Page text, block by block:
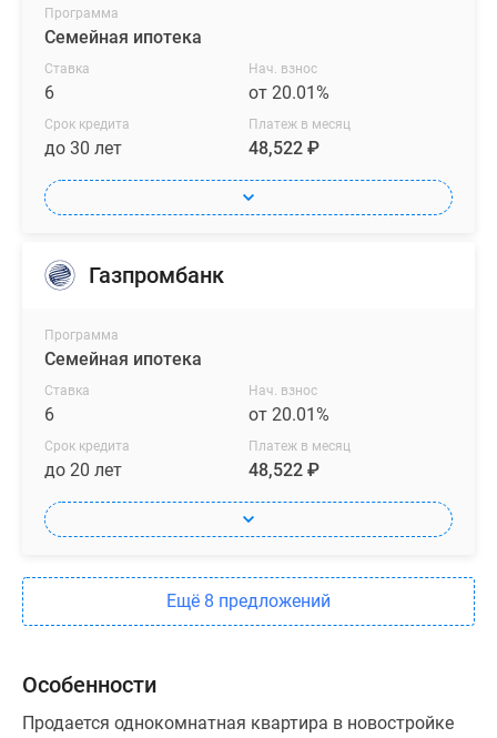
Программа
Семейная ипотека
Ставка
6
Нач. взнос
от 20.01%
Срок кредита
до 30 лет
Платеж в месяц
48,522 ₽
Газпромбанк
Программа
Семейная ипотека
Ставка
6
Нач. взнос
от 20.01%
Срок кредита
до 20 лет
Платеж в месяц
48,522 ₽
Ещё 8 предложений
Особенности
Продается однокомнатная квартира в новостройке